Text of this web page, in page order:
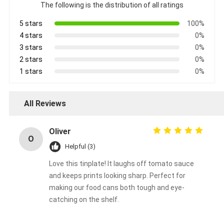
The following is the distribution of all ratings
5 stars
100%
4 stars
0%
3 stars
0%
2 stars
0%
1 stars
0%
All Reviews
O
Oliver
Helpful (3)
Love this tinplate! It laughs off tomato sauce
and keeps prints looking sharp. Perfect for
making our food cans both tough and eye-
catching on the shelf.